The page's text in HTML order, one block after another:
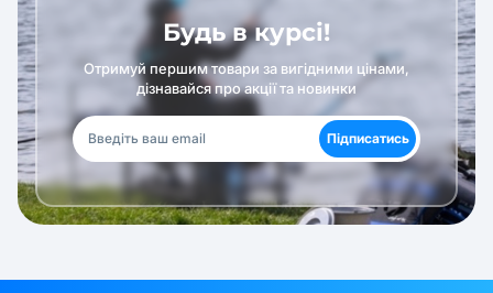
Будь в курсі!
Отримуй першим товари за вигідними цінами,
дізнавайся про акції та новинки
Підписатись